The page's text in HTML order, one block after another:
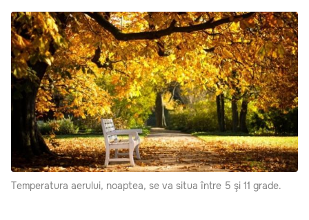
Temperatura aerului, noaptea, se va situa între 5 şi 11 grade.